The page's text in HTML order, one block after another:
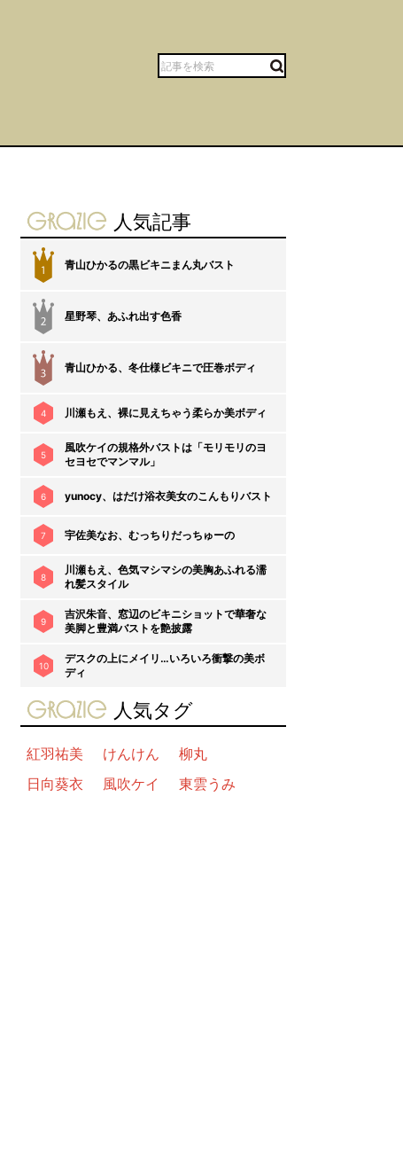
gravure-grazie
人気記事
1 青山ひかるの黒ビキニまん丸バスト
星野琴、あふれ出す色香
青山ひかる、冬仕様ビキニで圧巻ボディ
4 川瀬もえ、裸に見えちゃう柔らか美ボディ
5
風吹ケイの規格外バストは「モリモリのヨ
セヨセでマンマル」
6 yunocy、はだけ浴衣美女のこんもりバスト
7 宇佐美なお、むっちりだっちゅーの
8
川瀬もえ、色気マシマシの美胸あふれる濡
れ髪スタイル
9
吉沢朱音、窓辺のビキニショットで華奢な
美脚と豊満バストを艶披露
10
デスクの上にメイリ…いろいろ衝撃の美ボ
ディ
gravure-grazie
人気タグ
紅羽祐美 けんけん
柳丸
日向葵衣
風吹ケイ 東雲うみ